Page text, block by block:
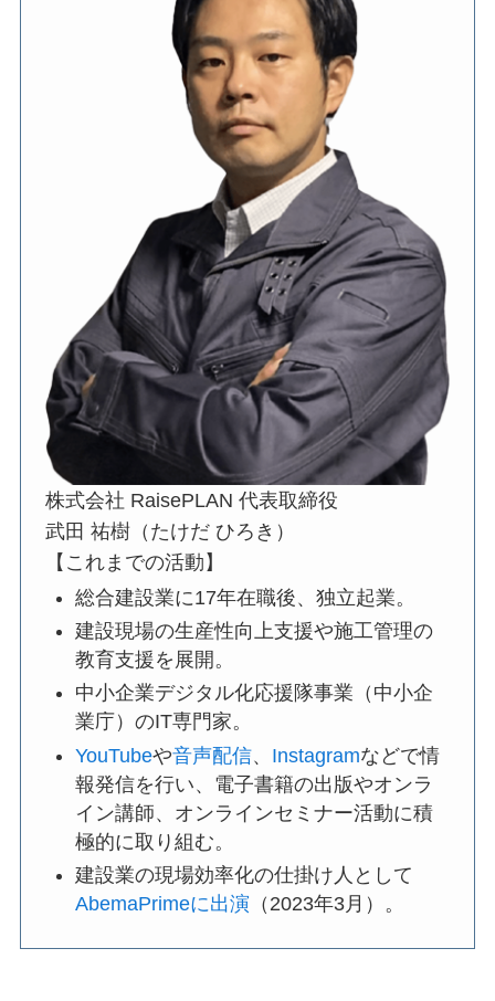
株式会社 RaisePLAN 代表取締役
武田 祐樹（たけだ ひろき）
【これまでの活動】
総合建設業に17年在職後、独立起業。
建設現場の生産性向上支援や施工管理の
教育支援を展開。
中小企業デジタル化応援隊事業（中小企
業庁）のIT専門家。
YouTubeや音声配信、 Instagramなどで情
報発信を行い、電子書籍の出版やオンラ
イン講師、オンラインセミナー活動に積
極的に取り組む。
建設業の現場効率化の仕掛け人として
AbemaPrimeに出演 （2023年3月）。